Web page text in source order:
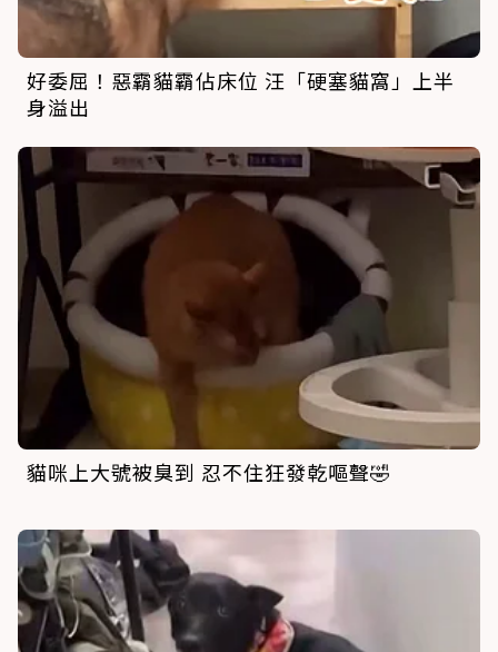
好委屈！惡霸貓霸佔床位 汪「硬塞貓窩」上半
身溢出
貓咪上大號被臭到 忍不住狂發乾嘔聲🤣